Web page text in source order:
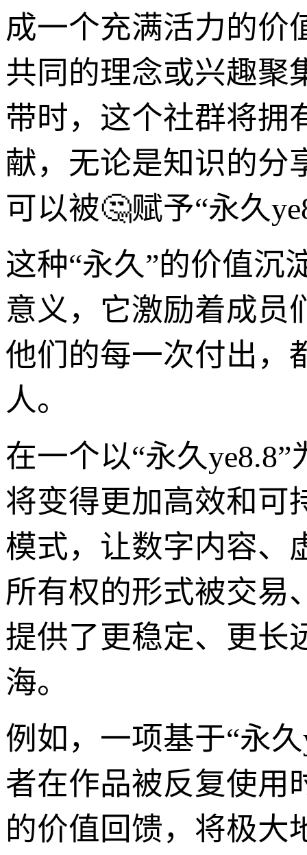
成一个充满活力的价
共同的理念或兴趣聚
带时，这个社群将拥
献，无论是知识的分
可以被🤔赋予“永久
这种“永久”的价值沉
意义，它激励着成员
他们的每一次付出，
人。
在一个以“永久
将变得更加高效和可
模式，让数字内容、
所有权的形式被交易
提供了更稳定、更长
海。
例如，一项基于“永
者在作品被反复使用
的价值回馈，将极大